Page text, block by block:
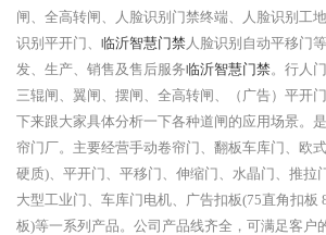
闸、全高转闸、人脸识别门禁终端、人脸识别工
识别平开门、 临沂智慧门禁 人脸识别自动平移门
发、生产、销售及售后服务临沂智慧门禁。行人
三辊闸、翼闸、摆闸、全高转闸、（广告）平开
下来跟大家具体分析一下各种道闸的应用场景。
帘门厂。主要经营手动卷帘门、翻板车库门、欧
硬质)、平开门、平移门、伸缩门、水晶门、推拉
大型工业门、车库门电机、广告扣板(75直角扣板
板)等一系列产品。公司产品线齐全，可满足客户